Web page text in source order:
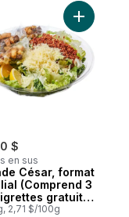
au panier
$
en sus
César, format
(Comprend 3
gratuits
ml)
2,71 $/100g
Ajouter